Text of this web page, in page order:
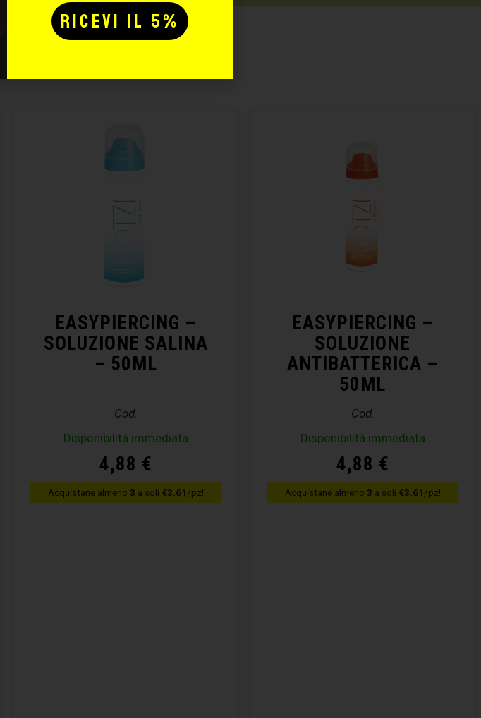
anche:
EASYPIERCING –
SOLUZIONE SALINA
– 50ML
Cod.
Disponibilità immediata
4,88 €
Acquistane almeno 3 a soli €3.61/pz!
EASYPIERCING –
SOLUZIONE
ANTIBATTERICA –
50ML
Cod.
Disponibilità immediata
4,88 €
Acquistane almeno 3 a soli €3.61/pz!